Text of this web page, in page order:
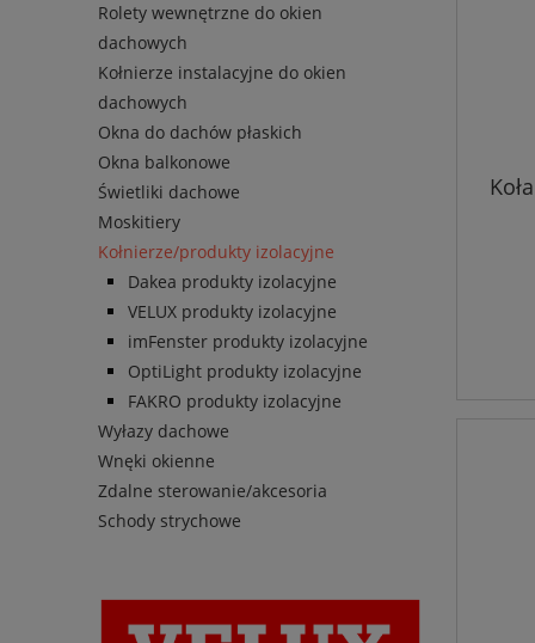
Rolety wewnętrzne do okien
dachowych
Kołnierze instalacyjne do okien
dachowych
Okna do dachów płaskich
Okna balkonowe
Świetliki dachowe
Moskitiery
Kołnierze/produkty izolacyjne
Dakea produkty izolacyjne
VELUX produkty izolacyjne
imFenster produkty izolacyjne
OptiLight produkty izolacyjne
FAKRO produkty izolacyjne
Wyłazy dachowe
Wnęki okienne
Zdalne sterowanie/akcesoria
Schody strychowe